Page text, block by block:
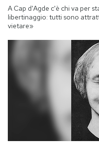
A Cap d'Agde c'è chi va per
libertinaggio: tutti sono
vietare»